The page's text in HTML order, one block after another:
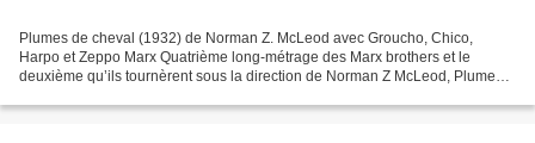
Plumes de cheval (1932) de Norman Z. McLeod avec Groucho, Chico,
Harpo et Zeppo Marx Quatrième long-métrage des Marx brothers et le
deuxième qu’ils tournèrent sous la direction de Norman Z McLeod, Plumes